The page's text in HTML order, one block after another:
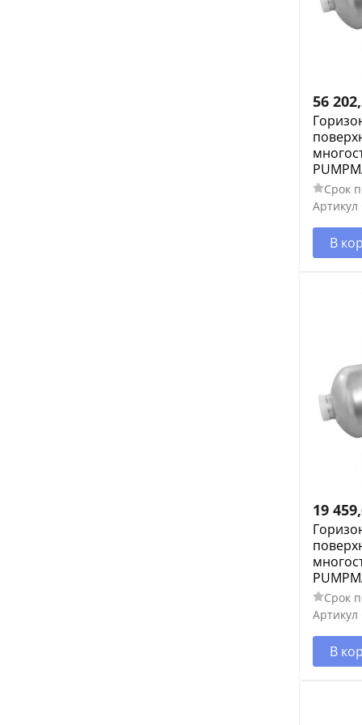
56
Срок
Артикул
В
19
Срок
Артикул
В